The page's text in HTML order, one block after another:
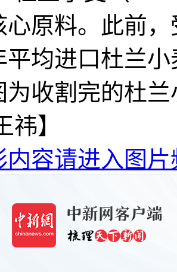
心原料。此前
平均进口杜兰
为收割完的杜
祎】
内容请进入图片